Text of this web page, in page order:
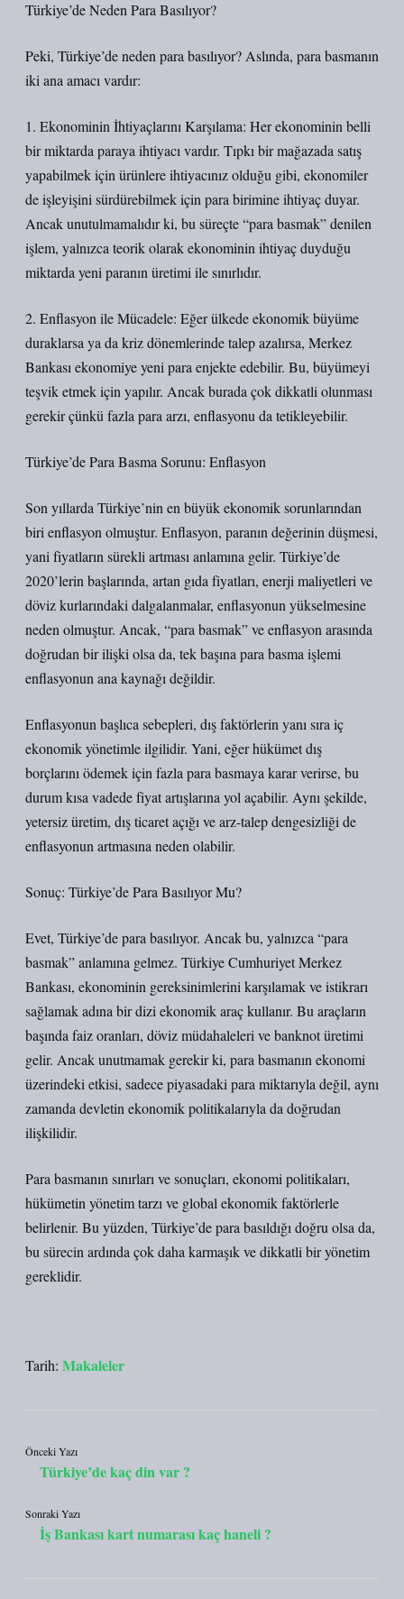
Türkiye’de Neden Para Basılıyor?
Peki, Türkiye’de neden para basılıyor? Aslında, para basmanın
iki ana amacı vardır:
1. Ekonominin İhtiyaçlarını Karşılama: Her ekonominin belli
bir miktarda paraya ihtiyacı vardır. Tıpkı bir mağazada satış
yapabilmek için ürünlere ihtiyacınız olduğu gibi, ekonomiler
de işleyişini sürdürebilmek için para birimine ihtiyaç duyar.
Ancak unutulmamalıdır ki, bu süreçte “para basmak” denilen
işlem, yalnızca teorik olarak ekonominin ihtiyaç duyduğu
miktarda yeni paranın üretimi ile sınırlıdır.
2. Enflasyon ile Mücadele: Eğer ülkede ekonomik büyüme
duraklarsa ya da kriz dönemlerinde talep azalırsa, Merkez
Bankası ekonomiye yeni para enjekte edebilir. Bu, büyümeyi
teşvik etmek için yapılır. Ancak burada çok dikkatli olunması
gerekir çünkü fazla para arzı, enflasyonu da tetikleyebilir.
Türkiye’de Para Basma Sorunu: Enflasyon
Son yıllarda Türkiye’nin en büyük ekonomik sorunlarından
biri enflasyon olmuştur. Enflasyon, paranın değerinin düşmesi,
yani fiyatların sürekli artması anlamına gelir. Türkiye’de
2020’lerin başlarında, artan gıda fiyatları, enerji maliyetleri ve
döviz kurlarındaki dalgalanmalar, enflasyonun yükselmesine
neden olmuştur. Ancak, “para basmak” ve enflasyon arasında
doğrudan bir ilişki olsa da, tek başına para basma işlemi
enflasyonun ana kaynağı değildir.
Enflasyonun başlıca sebepleri, dış faktörlerin yanı sıra iç
ekonomik yönetimle ilgilidir. Yani, eğer hükümet dış
borçlarını ödemek için fazla para basmaya karar verirse, bu
durum kısa vadede fiyat artışlarına yol açabilir. Aynı şekilde,
yetersiz üretim, dış ticaret açığı ve arz-talep dengesizliği de
enflasyonun artmasına neden olabilir.
Sonuç: Türkiye’de Para Basılıyor Mu?
Evet, Türkiye’de para basılıyor. Ancak bu, yalnızca “para
basmak” anlamına gelmez. Türkiye Cumhuriyet Merkez
Bankası, ekonominin gereksinimlerini karşılamak ve istikrarı
sağlamak adına bir dizi ekonomik araç kullanır. Bu araçların
başında faiz oranları, döviz müdahaleleri ve banknot üretimi
gelir. Ancak unutmamak gerekir ki, para basmanın ekonomi
üzerindeki etkisi, sadece piyasadaki para miktarıyla değil, aynı
zamanda devletin ekonomik politikalarıyla da doğrudan
ilişkilidir.
Para basmanın sınırları ve sonuçları, ekonomi politikaları,
hükümetin yönetim tarzı ve global ekonomik faktörlerle
belirlenir. Bu yüzden, Türkiye’de para basıldığı doğru olsa da,
bu sürecin ardında çok daha karmaşık ve dikkatli bir yönetim
gereklidir.
Tarih: Makaleler
Önceki Yazı
Türkiye’de kaç din var ?
Sonraki Yazı
İş Bankası kart numarası kaç haneli ?